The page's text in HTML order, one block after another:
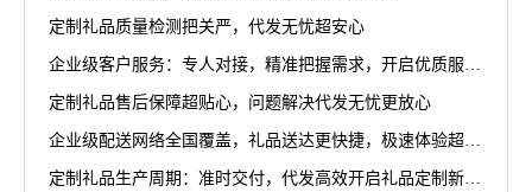
定制礼品质量检测把关严，代发无忧超安心
企业级客户服务：专人对接，精准把握需求，开启优质服务新篇章
定制礼品售后保障超贴心，问题解决代发无忧更放心
企业级配送网络全国覆盖，礼品送达更快捷，极速体验超省心
定制礼品生产周期：准时交付，代发高效开启礼品定制新篇章